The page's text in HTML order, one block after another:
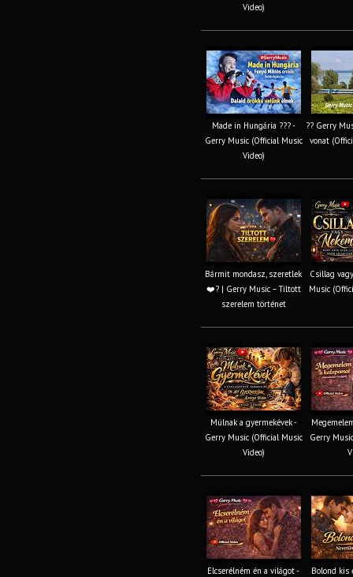
Video)
Made in Hungária ??? -
Gerry Music (Official Music
Video)
?? Gerry
vonat
Bármit mondasz, szeretlek
❤️‍? | Gerry Music – Tiltott
szerelem történet
Csillag
Music
Múlnak a gyermekévek -
Gerry Music (Official Music
Video)
Gerry
Elcserélném én a világot -
Bolond kis